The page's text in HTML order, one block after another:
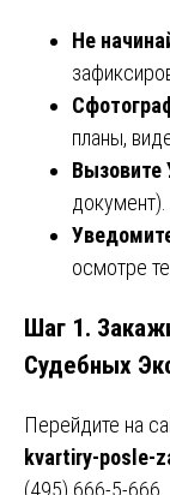
Не
планы,
Вызовите
документ).
осмотре
Шаг 1.
Судебных
Перейдите на
kvartiry-posle-
(495) 666-5-666.